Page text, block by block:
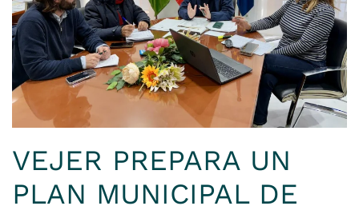
VEJER PREPARA UN
PLAN MUNICIPAL DE